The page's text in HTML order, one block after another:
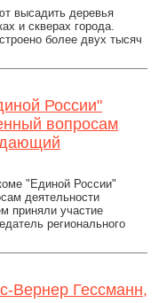
высадить деревья
и скверах города.
более двух тысяч
России"
вопросам
"Единой России"
деятельности
приняли участие
регионального
Вернер Гессманн,